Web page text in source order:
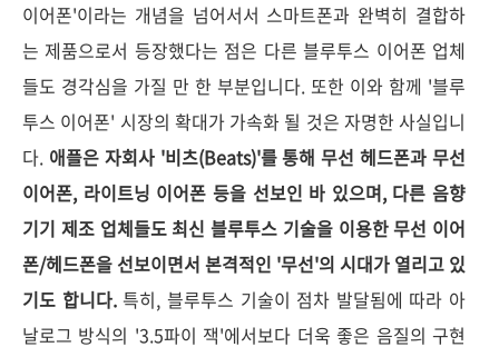
이어폰'이라는 개념을 넘어서서 스마트폰과 완벽히 결합하
는 제품으로서 등장했다는 점은 다른 블루투스 이어폰 업체
들도 경각심을 가질 만 한 부분입니다. 또한 이와 함께 '블루
투스 이어폰' 시장의 확대가 가속화 될 것은 자명한 사실입니
다. 애플은 자회사 '비츠(Beats)'를 통해 무선 헤드폰과 무선
이어폰, 라이트닝 이어폰 등을 선보인 바 있으며, 다른 음향
기기 제조 업체들도 최신 블루투스 기술을 이용한 무선 이어
폰/헤드폰을 선보이면서 본격적인 '무선'의 시대가 열리고 있
기도 합니다.특히, 블루투스 기술이 점차 발달됨에 따라 아
날로그 방식의 '3.5파이 잭'에서보다 더욱 좋은 음질의 구현